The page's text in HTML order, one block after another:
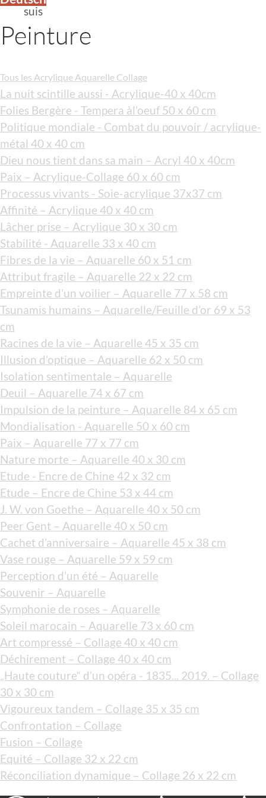
suis
Peinture
Tous les Acrylique Aquarelle Collage
La nuit scintille aussi - Acrylique-40 x 40cm
Folies Bergère - Tempera àl’oeuf 50 x 60 cm
Politique mondiale - Combat du pouvoir / acrylique-
métal 40 x 40 cm
Dieu nous tient dans sa main – Acryl 40 x 40cm
Paix – Acrylique-Collage 60 x 60 cm
Processus vivants - Soie-acrylique 37x37 cm
Affinité – Acrylique 40 x 40 cm
Lâcher prise – Acrylique 30 x 30 cm
Stabilité - Aquarelle 33 x 40 cm
Fibres de la vie – Aquarelle 60 x 51 cm
Attribut fragile – Aquarelle 22 x 22 cm
Empreinte d’un voilier – Aquarelle 77 x 58 cm
Tsunamis humains – Aquarelle/Feuille d’or 69 x 53
cm
Racines de la vie – Aquarelle 45 x 35 cm
Illusion d’optique – Aquarelle 62 x 50 cm
Isolation sentimentale – Aquarelle
Deuil – Aquarelle 74 x 67 cm
Impulsion de la peinture – Aquarelle 84 x 65 cm
Mondialisation - Aquarelle 50 x 60 cm
Paix – Aquarelle 77 x 77 cm
Nature morte – Aquarelle 40 x 30 cm
Etude - Encre de Chine 42 x 32 cm
Etude – Encre de Chine 53 x 44 cm
J. W. von Goethe – Aquarelle 40 x 50 cm
Peer Gent – Aquarelle 40 x 50 cm
Cachet d’anniversaire – Aquarelle 45 x 38 cm
Vase rouge – Aquarelle 59 x 59 cm
Perception d’un été – Aquarelle
Souvenir – Aquarelle
Symphonie de roses – Aquarelle
Soleil marocain – Aquarelle 73 x 60 cm
Art compressé – Collage 40 x 40 cm
Déchirement – Collage 40 x 40 cm
„Haute couture“ d’un opéra - 1835... 2019. – Collage
30 x 30 cm
Vigoureux tandem – Collage 35 x 35 cm
Confrontation – Collage
Fusion – Collage
Equité – Collage 32 x 22 cm
Réconciliation dynamique – Collage 26 x 22 cm